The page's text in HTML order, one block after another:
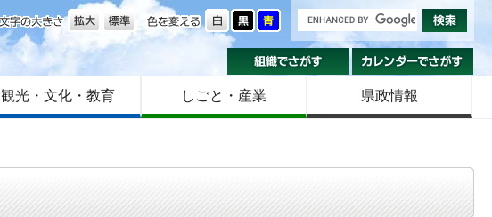
色を変える
文字の大きさ
組織でさがす
観光・文化・教育 しごと・産業 県政情報